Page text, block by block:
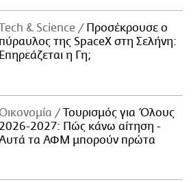
& Science
Προσέκρουσε ο
πύραυλος της SpaceX στη Σελήνη:
Επηρεάζεται η Γη;
Οικονομία
Τουρισμός για Όλους
2026-2027: Πώς κάνω αίτηση -
τα ΑΦΜ μπορούν πρώτα